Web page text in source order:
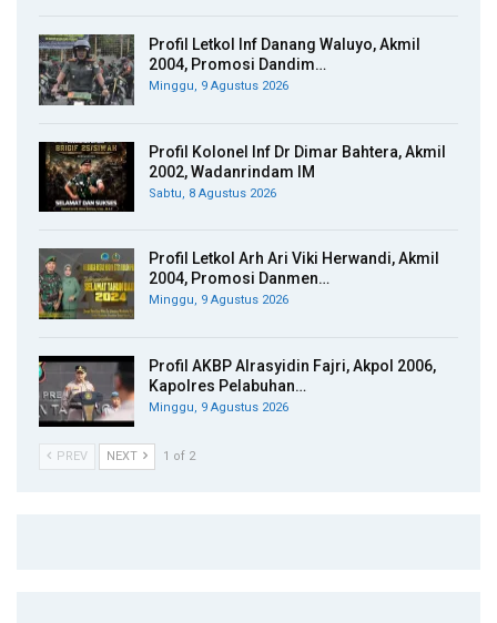
Profil Letkol Inf Danang Waluyo, Akmil
2004, Promosi Dandim…
Minggu, 9 Agustus 2026
Profil Kolonel Inf Dr Dimar Bahtera, Akmil
2002, Wadanrindam IM
Sabtu, 8 Agustus 2026
Profil Letkol Arh Ari Viki Herwandi, Akmil
2004, Promosi Danmen…
Minggu, 9 Agustus 2026
Profil AKBP Alrasyidin Fajri, Akpol 2006,
Kapolres Pelabuhan…
Minggu, 9 Agustus 2026
PREV NEXT 1 of 2